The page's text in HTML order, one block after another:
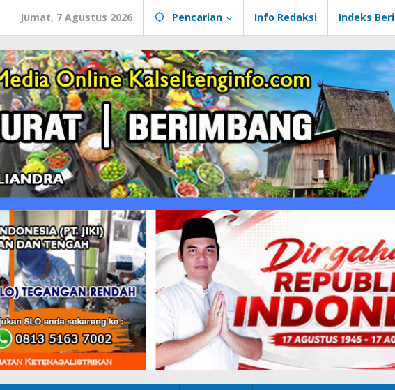
Jumat, 7 Agustus 2026 Pencarian Info Redaksi Indeks